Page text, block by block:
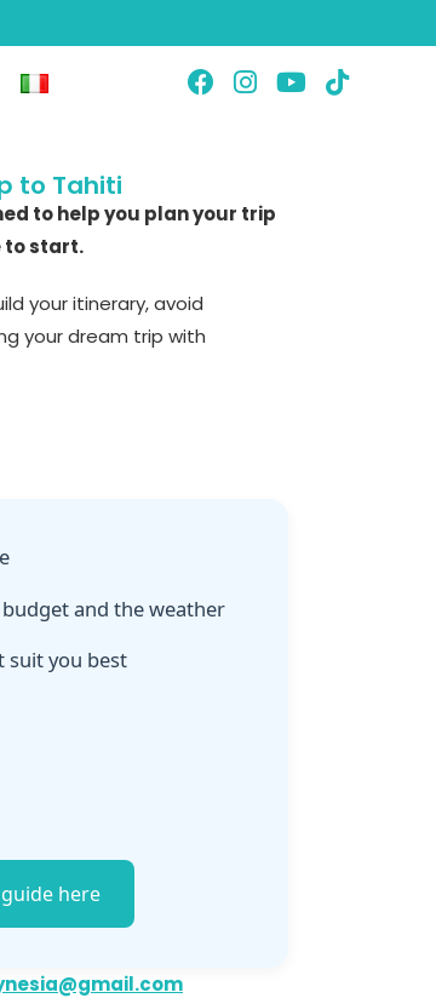
to Tahiti
to help you plan your trip
to start.
your itinerary, avoid
your dream trip with
and the weather
suit you best
here